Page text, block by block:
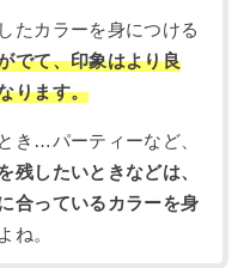
たカラーを身につける
でて、印象はより良
ります。
き…パーティーなど、
残したいときなどは、
合っているカラーを身
ね。